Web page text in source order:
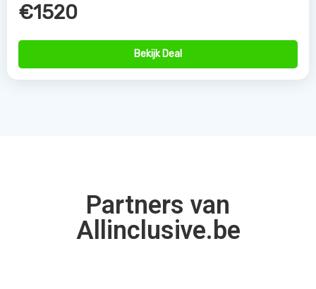
€1520
Bekijk Deal
Partners van
Allinclusive.be